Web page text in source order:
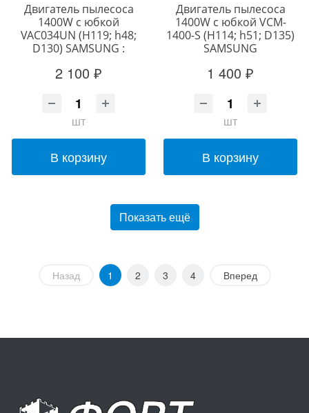
Двигатель пылесоса
1400W с юбкой
VAC034UN (H119; h48;
D130) SAMSUNG :
2 100 ₽
шт
В корзину
Двигатель пылесоса
1400W с юбкой VCM-
1400-S (H114; h51; D135)
SAMSUNG
1 400 ₽
шт
В корзину
Показать ещё
Назад 1 2 3 4 Вперед